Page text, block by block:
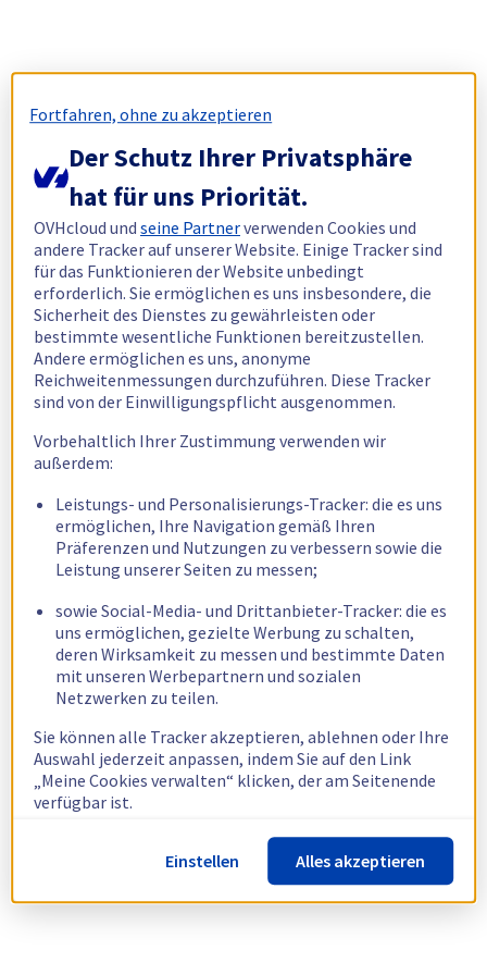
Fortfahren, ohne zu akzeptieren
Der Schutz Ihrer Privatsphäre
hat für uns Priorität.
OVHcloud undseine Partnerverwenden Cookies und
andere Tracker auf unserer Website. Einige Tracker sind
für das Funktionieren der Website unbedingt
erforderlich. Sie ermöglichen es uns insbesondere, die
Sicherheit des Dienstes zu gewährleisten oder
bestimmte wesentliche Funktionen bereitzustellen.
Andere ermöglichen es uns, anonyme
Reichweitenmessungen durchzuführen. Diese Tracker
sind von der Einwilligungspflicht ausgenommen.
Vorbehaltlich Ihrer Zustimmung verwenden wir
außerdem:
Leistungs- und Personalisierungs-Tracker: die es uns
ermöglichen, Ihre Navigation gemäß Ihren
Präferenzen und Nutzungen zu verbessern sowie die
Leistung unserer Seiten zu messen;
sowie Social-Media- und Drittanbieter-Tracker: die es
uns ermöglichen, gezielte Werbung zu schalten,
deren Wirksamkeit zu messen und bestimmte Daten
mit unseren Werbepartnern und sozialen
Netzwerken zu teilen.
Sie können alle Tracker akzeptieren, ablehnen oder Ihre
Auswahl jederzeit anpassen, indem Sie auf den Link
„Meine Cookies verwalten“ klicken, der am Seitenende
verfügbar ist.
Weitere Informationen finden Sie in unsererRichtlinie
zur Verwendung von Cookies.
Einstellen Alles akzeptieren